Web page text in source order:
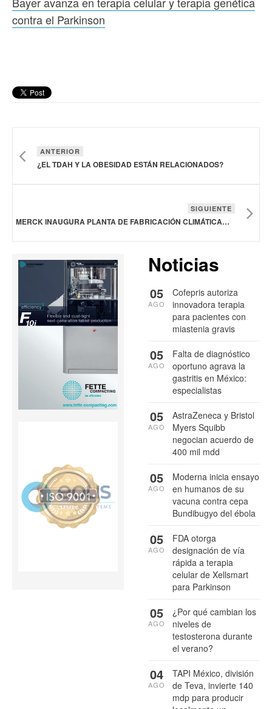
contra el Parkinson
ANTERIOR
¿EL TDAH Y LA OBESIDAD ESTÁN RELACIONADOS?
SIGUIENTE
MERCK INAUGURA PLANTA DE FABRICACIÓN CLIMÁTICAMENTE NEUTRA DE 150 MDE EN IRLANDA
Noticias
Cofepris autoriza
innovadora terapia
para pacientes con
miastenia gravis
05
AGO
Falta de diagnóstico
oportuno agrava la
gastritis en México:
especialistas
05
AGO
AstraZeneca y Bristol
Myers Squibb
negocian acuerdo de
400 mil mdd
05
AGO
Moderna inicia ensayo
en humanos de su
vacuna contra cepa
Bundibugyo del ébola
05
AGO
FDA otorga
designación de vía
rápida a terapia
celular de Xellsmart
para Parkinson
05
AGO
¿Por qué cambian los
niveles de
testosterona durante
el verano?
05
AGO
TAPI México, división
de Teva, invierte 140
mdp para producir
04
AGO